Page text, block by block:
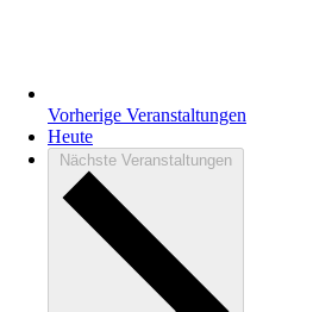
Vorherige Veranstaltungen
Heute
Nächste Veranstaltungen